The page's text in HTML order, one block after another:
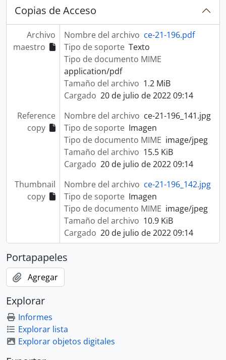
Copias de Acceso
Archivo
maestro
Nombre del archivo ce-21-196.pdf
Tipo de soporte Texto
Tipo de documento MIME
application/pdf
Tamaño del archivo 1.2 MiB
Cargado 20 de julio de 2022 09:14
Reference
copy
Nombre del archivo ce-21-196_141.jpg
Tipo de soporte Imagen
Tipo de documento MIME image/jpeg
Tamaño del archivo 15.5 KiB
Cargado 20 de julio de 2022 09:14
Thumbnail
copy
Nombre del archivo ce-21-196_142.jpg
Tipo de soporte Imagen
Tipo de documento MIME image/jpeg
Tamaño del archivo 10.9 KiB
Cargado 20 de julio de 2022 09:14
Portapapeles
Agregar
Explorar
Informes
Explorar lista
Explorar objetos digitales